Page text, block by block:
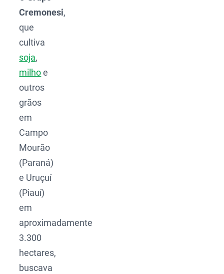
Cremonesi,
que
cultiva
soja,
milhoe
outros
grãos
em
Campo
Mourão
(Paraná)
e Uruçuí
(Piauí)
em
aproximadamente
3.300
hectares,
buscava